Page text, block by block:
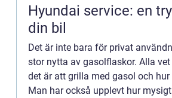
Hyundai service: en
din bil
Det är inte bara för privat
stor nytta av gasolflaskor. Alla
det är att grilla med gasol och
Man har också upplevt hur